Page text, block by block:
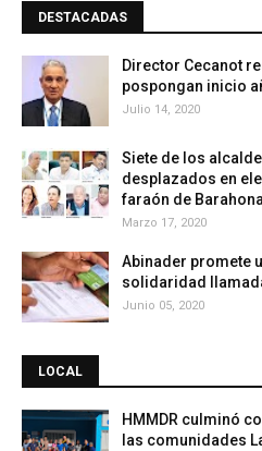
DESTACADAS
Director Cecanot
pospongan inicio
Julio 14, 2020
Siete de los
desplazados en
faraón de
Marzo 17, 2020
Abinader promete
solidaridad
Junio 05, 2020
LOCAL
HMMDR culminó
las comunidades